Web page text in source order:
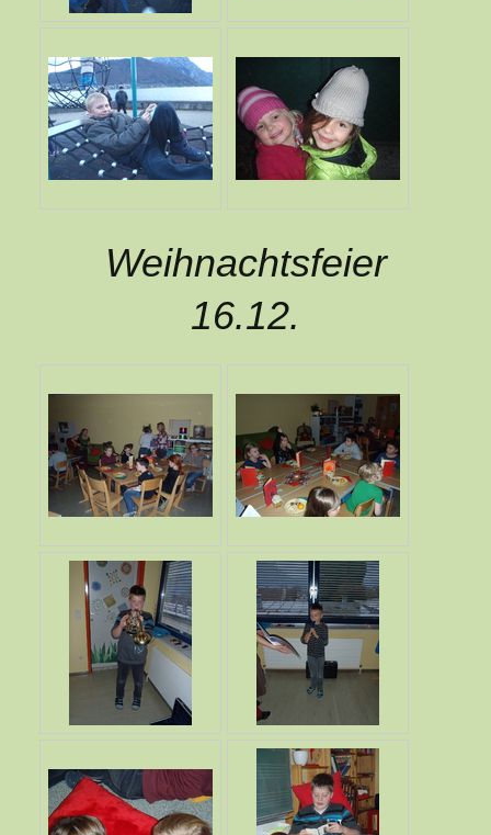
Weihnachtsfeier
16.12.